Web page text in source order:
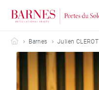
Barnes Portes du Soleil
Barnes Julien CLEROT